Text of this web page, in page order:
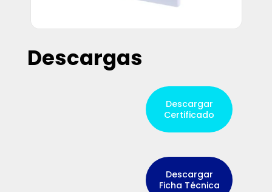
Descargas
Descargar
Certificado
Descargar
Ficha Técnica